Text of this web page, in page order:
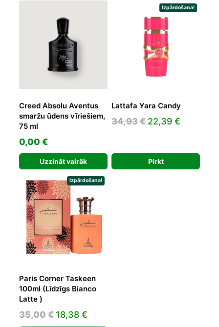
Creed Absolu Aventus
smaržu ūdens vīriešiem,
75 ml
0,00 €
Uzzināt vairāk
Izpārdošana!
Lattafa Yara Candy
34,93€ Original
34,93 €.
22,39 €
Pirkt
Izpārdošana!
Paris Corner Taskeen
100ml (Līdzīgs Bianco
Latte )
35,00€ Original
18,38 €